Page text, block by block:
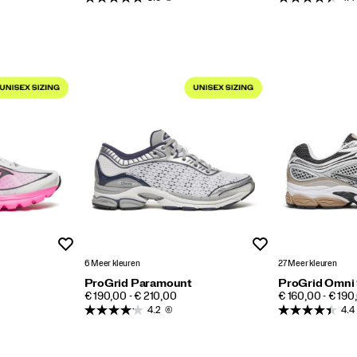
6 Meer kleuren
ProGrid Paramount
PRICE
€ 190,00 - € 210,00
4.2 (6)
27 Meer kleuren
ProGrid Omni
PRICE
€ 160,00 - €
4.4